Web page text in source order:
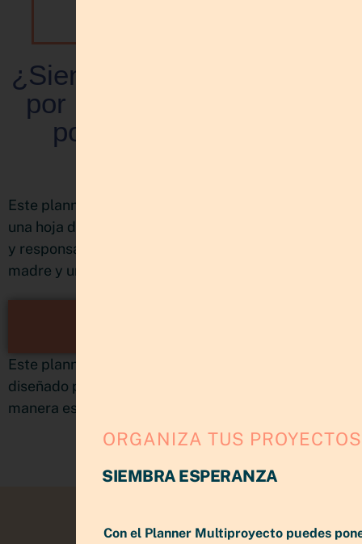
¿Sientes que tienes mucho
por hacer, pero no sabes
por dónde empezar?
una hoja de ruta clara entre tantos proyectos, ideas
y responsabilidades como emprendedora, mujer,
madre y una vida con muchas movidas.
diseñado para poder organizar y planificacar de
manera estratégica sin matar tu creatividad
ORGANIZA TUS
SIEMBRA ESPERANZA
Con el Planner Multiproyecto puedes